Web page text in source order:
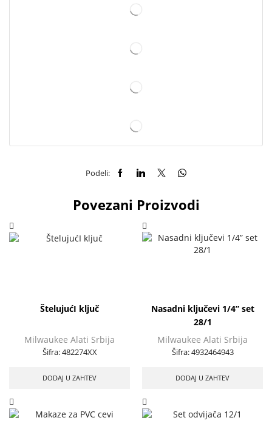
Podeli:
Povezani Proizvodi
ŠtelujućI ključ
Milwaukee Alati Srbija
Šifra:482274XX
DODAJ U ZAHTEV
Nasadni ključevi 1/4” set
28/1
Milwaukee Alati Srbija
Šifra:4932464943
DODAJ U ZAHTEV